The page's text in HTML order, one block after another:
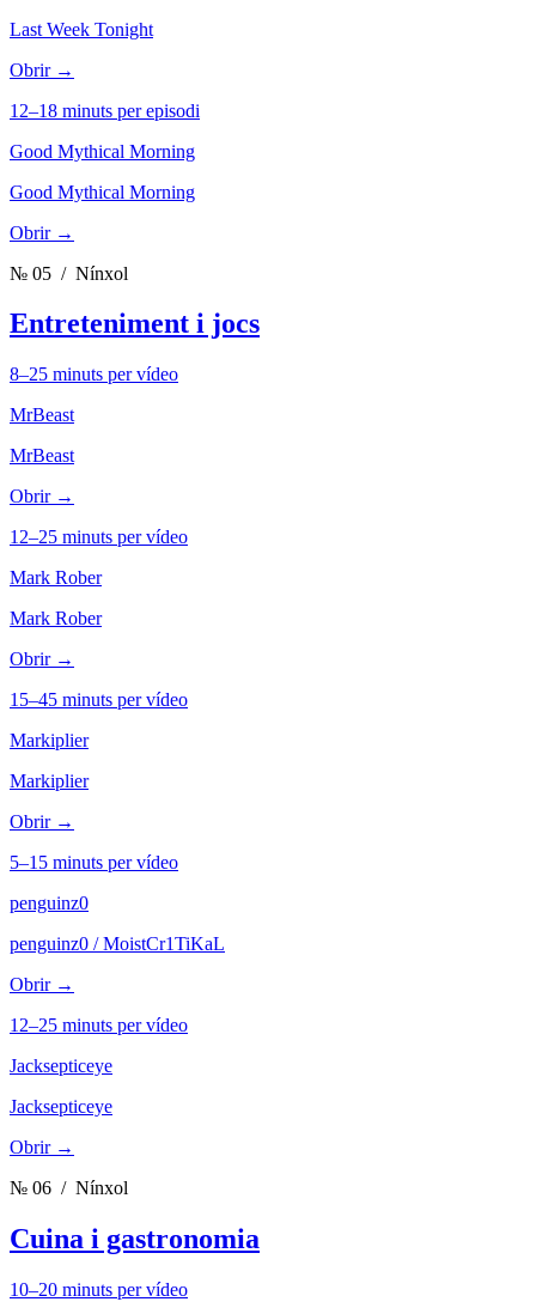
Last Week Tonight
Obrir →
12–18 minuts per episodi
Good Mythical Morning
Good Mythical Morning
Obrir →
№ 05 / Nínxol
Entreteniment i jocs
8–25 minuts per vídeo
MrBeast
MrBeast
Obrir →
12–25 minuts per vídeo
Mark Rober
Mark Rober
Obrir →
15–45 minuts per vídeo
Markiplier
Markiplier
Obrir →
5–15 minuts per vídeo
penguinz0
penguinz0 / MoistCr1TiKaL
Obrir →
12–25 minuts per vídeo
Jacksepticeye
Jacksepticeye
Obrir →
№ 06 / Nínxol
Cuina i gastronomia
10–20 minuts per vídeo